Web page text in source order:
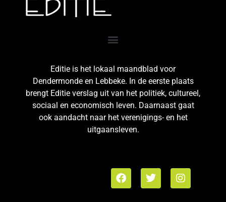
Editie is het lokaal maandblad voor
Dendermonde en Lebbeke. In de eerste plaats
brengt Editie verslag uit van het politiek, cultureel,
sociaal en economisch leven. Daarnaast gaat
ook aandacht naar het verenigings- en het
uitgaansleven.